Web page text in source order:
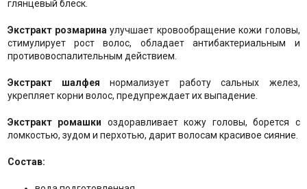
глянцевый блеск.
Экстракт розмарина улучшает кровообращение кожи головы,
стимулирует рост волос, обладает антибактериальным и
противовоспалительным действием.
Экстракт шалфея нормализует работу сальных желез,
укрепляет корни волос, предупреждает их выпадение.
Экстракт ромашки оздоравливает кожу головы, борется с
ломкостью, зудом и перхотью, дарит волосам красивое сияние.
Состав: